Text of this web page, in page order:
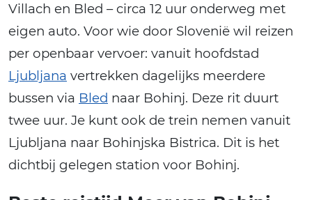
Villach en Bled – circa 12 uur onderweg met
eigen auto. Voor wie door Slovenië wil reizen
per openbaar vervoer: vanuit hoofdstad
Ljubljana vertrekken dagelijks meerdere
bussen via Bled naar Bohinj. Deze rit duurt
twee uur. Je kunt ook de trein nemen vanuit
Ljubljana naar Bohinjska Bistrica. Dit is het
dichtbij gelegen station voor Bohinj.